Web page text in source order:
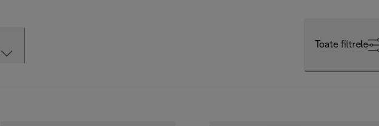
Toate filtrele